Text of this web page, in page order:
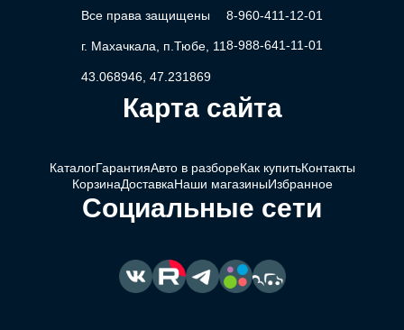
Все права защищены
г. Махачкала, п.Тюбе, 11
43.068946, 47.231869
8-960-411-12-01
8-988-641-11-01
Карта сайта
КаталогГарантияАвто в разбореКак купитьКонтакты
КорзинаДоставкаНаши магазиныИзбранное
Социальные сети